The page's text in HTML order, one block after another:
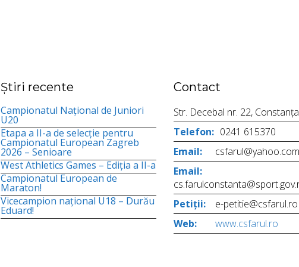
Știri recente
Campionatul Național de Juniori
U20
Etapa a II-a de selecție pentru
Campionatul European Zagreb
2026 – Senioare
West Athletics Games – Ediția a II-a
Campionatul European de
Maraton!
Vicecampion național U18 – Durău
Eduard!
Contact
Str. Decebal nr. 22, Constanța
Telefon: 0241 615370
Email:
csfarul@yahoo.com
Email:
Petiții:
e-petitie@csfarul.ro
Web:
www.csfarul.ro